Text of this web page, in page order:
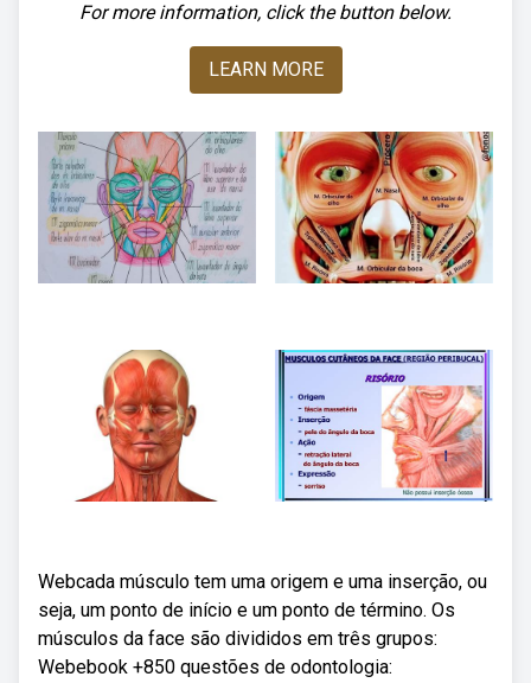
For more information, click the button below.
LEARN MORE
Webcada músculo tem uma origem e uma inserção, ou
seja, um ponto de início e um ponto de término. Os
músculos da face são divididos em três grupos:
Webebook +850 questões de odontologia: